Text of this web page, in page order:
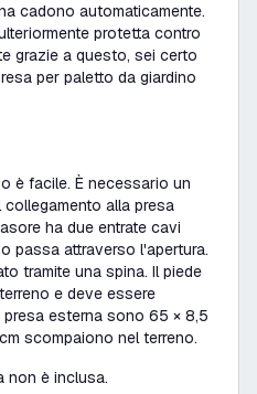
cadono automaticamente.
protetta contro
grazie a questo, sei certo
per paletto da giardino
è facile. È necessario un
alla presa
ha due entrate cavi
passa attraverso l'apertura.
tramite una spina. Il piede
e deve essere
esterna sono 65 × 8,5
scompaiono nel terreno.
non è inclusa.